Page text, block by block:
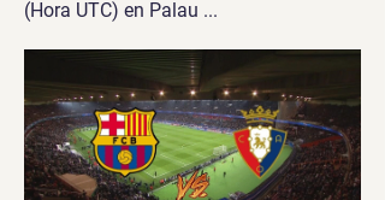
(Hora UTC) en Palau ...